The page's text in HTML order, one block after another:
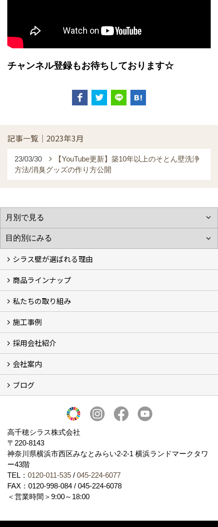
チャンネル登録もお待ちしております☆
記事一覧｜2023年3月
23/03/30
【YouTube更新】築10年以上のそとん壁洗浄
方法/消臭グッズの作り方公開
シラス壁が選ばれる理由
シラスストーリー
こだわり
シラス壁の驚くべき性能
商品ラインナップ
一覧
内装仕上げ材
外装仕上げ材
舗装材
水性無機高分子系ハイブリッド型塗料
エコリフォーム
消臭壁紙
Q&A
資料PDF
私たちの取り組み
SDGs、GHGへの取り組み (2)
マグマシラス米
特別対談 (2)
高千穂シラス解説ムービー
研究プロジェクト (4)
プロジェクト (3)
施工事例
施工事例
お客様からのお便り
採用会社紹介
採用会社紹介
「鏝人の会」左官店のご紹介
会社案内
会社概要・沿革
代表の実績
製造紹介
ショールーム
アクセス
採用情報
バナーダウンロード
プライバシーポリシー
Takachiho Shirasu Global Site
LINE公式アカウント
ブログ
高千穂シラス株式会社
〒220-8143
神奈川県横浜市西区みなとみらい2‐2‐1 横浜ランドマークタワ
ー43階
TEL： 0120-011-535 / 045-224-6077
FAX：0120-998-084 / 045-224-6078
＜営業時間＞9:00～18:00